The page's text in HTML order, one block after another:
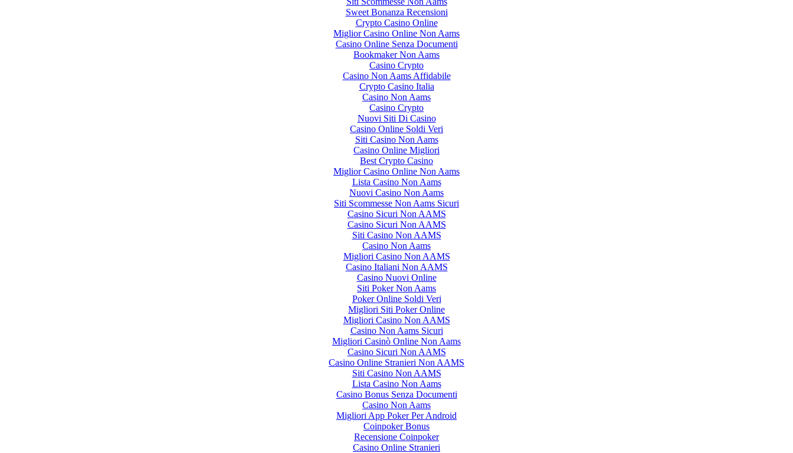
Sweet Bonanza Recensioni
Crypto Casino Online
Miglior Casino Online Non Aams
Casino Online Senza Documenti
Bookmaker Non Aams
Casino Crypto
Casino Non Aams Affidabile
Crypto Casino Italia
Casino Non Aams
Casino Crypto
Nuovi Siti Di Casino
Casino Online Soldi Veri
Siti Casino Non Aams
Casino Online Migliori
Best Crypto Casino
Miglior Casino Online Non Aams
Lista Casino Non Aams
Nuovi Casino Non Aams
Siti Scommesse Non Aams Sicuri
Casino Sicuri Non AAMS
Casino Sicuri Non AAMS
Siti Casino Non AAMS
Casino Non Aams
Migliori Casino Non AAMS
Casino Italiani Non AAMS
Casino Nuovi Online
Siti Poker Non Aams
Poker Online Soldi Veri
Migliori Siti Poker Online
Migliori Casino Non AAMS
Casino Non Aams Sicuri
Migliori Casinò Online Non Aams
Casino Sicuri Non AAMS
Casino Online Stranieri Non AAMS
Siti Casino Non AAMS
Lista Casino Non Aams
Casino Bonus Senza Documenti
Casino Non Aams
Migliori App Poker Per Android
Coinpoker Bonus
Recensione Coinpoker
Casino Online Stranieri